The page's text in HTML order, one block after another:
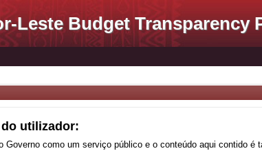
Leste Budget Transparency
utilizador:
Governo como um serviço público e o conteúdo aqui contido é